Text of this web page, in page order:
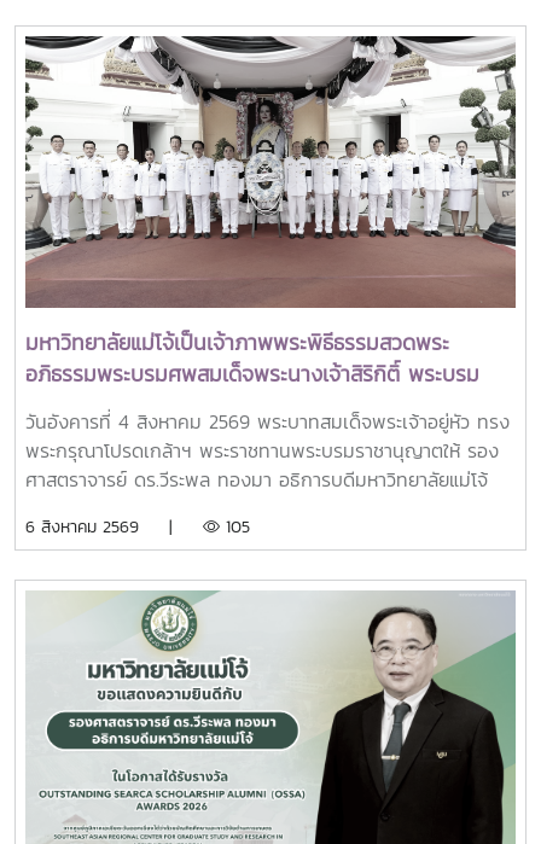
วิทยาศาสตร์ วิจัยและนวัตกรรม เป็นประธานเปิดงาน ณ โรงแรม
เซ็นทารา แกรนด์ แอท เซ็นทรัลพลาซ่าลาดพร้าว กทม.สำหรับ
การประชุม Thai University Presidential Forum 2026 มี
นายดนุพร ปุณณกันต์ ผู้ช่วยรัฐมนตรีประจำกระทรวง อว.
ทพญ.ศรีญาดา ปาลิมาพันธ์ ที่ปรึกษา รมว.อว. ศ.ดร.ศุภชัย
ปทุมนากุล ปลัดกระทรวง อว. ดร.พันธุ์เพิ่มศักดิ์ อารุณี รองปลัด
กระทรวง อว. นางศรินยา สาขากร ผู้ช่วยปลัดกระทรวง อว.
คณะผู้บริหารหน่วยงานในกระทรวง อว. Professor Tan Eng
Chye, President, National University of Singapore
Professor Yang Bin , Vice Chancellor, Tsinghua
University Council Professor Tan Eng Chye อธิการบดี
มหาวิทยาลัยแห่งชาติสิงคโปร์ Professor Yang Bin รองประธาน
สภามหาวิทยาลัยชิงหวา ตลอดจนประธานที่ประชุมอธิการบดี ทั้ง
4 แห่ง ได้แก่ ที่ประชุมอธิการบดีแห่งประเทศไทย (ทปอ.) ที่ประชุม
อธิการบดีมหาวิทยาลัยราชภัฏ (ทปอ.มรภ.) ที่ประชุมอธิการบดี
มหาวิทยาลัยเทคโนโลยีราชมงคล (ทปอ.มทร.) สมาคมสถาบัน
แลกเปลี่ยนประสบการณ์ด้าน Reinventing University ผ่าน
ผู้นำเครือข่ายอุดมศึกษา การนำเสนอกรณีศึกษาการประยุกต์ใช้
AI และนวัตกรรมจากภาคเอกชน รวมถึงกิจกรรม Forum-to-
Action เพื่อร่วมกำหนดข้อเสนอเชิงนโยบายและแผนปฏิบัติการใน
การขับเคลื่อนมหาวิทยาลัยไทยในอนาคตการเข้าร่วมประชุมในครั้ง
นี้มหาวิทยาลัยแม่โจ้ติดตามทิศทางการเปลี่ยนแปลงของการ
อุดมศึกษาไทย พร้อมแลกเปลี่ยนองค์ความรู้และสร้างความร่วม
มือกับเครือข่ายสถาบันอุดมศึกษาทั่วประเทศ เพื่อร่วมกันพัฒนา
มหาวิทยาลัยไทยให้ก้าวทันการเปลี่ยนแปลงของโลกยุคดิจิทัล และ
ยกระดับศักยภาพด้านการศึกษา วิจัย และนวัตกรรมอย่างยั่งยืน
มหาวิทยาลัยแม่โจ้เป็นเจ้าภาพพระพิธีธรรมสวดพระ
อภิธรรมพระบรมศพสมเด็จพระนางเจ้าสิริกิติ์ พระบรม
ราชินีนาถ พระบรมราชชนนีพันปีหลวง พร้อมเข้ากราบ
ถวายบังคมพระศพ สมเด็จพระเจ้าลูกเธอ เจ้าฟ้าพัชรกิติยา
ภา นเรนทิราเทพยวดี กรมหลวงราชสาริณีสิริพัชร มหา
วันอังคารที่ 4 สิงหาคม 2569 พระบาทสมเด็จพระเจ้าอยู่หัว ทรง
พระกรุณาโปรดเกล้าฯ พระราชทานพระบรมราชานุญาตให้ รอง
ศาสตราจารย์ ดร.วีระพล ทองมา อธิการบดีมหาวิทยาลัยแม่โจ้
บุคลากร รวมจำนวน 25 คน เป็นเจ้าภาพพระพิธีธรรมสวดพระ
พระบรมราชชนนีพันปีหลวง ณ พระที่นั่งดุสิตมหาปราสาท
พระบรมมหาราชวัง และเข้ากราบถวายบังคมพระศพสมเด็จ
พระเจ้าลูกเธอ เจ้าฟ้าพัชรกิติยาภา นเรนทิราเทพยวดี กรมหลวง
ราชสาริณีสิริพัชร มหาวัชรราชธิดา ณ พระที่นั่งพิมานรัตยา
พระบรมมหาราชวังการเข้าร่วมพิธีในครั้งนี้ นับเป็นพระ
มหากรุณาธิคุณล้นเกล้าล้นกระหม่อมแก่คณะผู้บริหาร
มหาวิทยาลัย สมาคมศิษย์เก่า และบุคลากร มหาวิทยาลัยแม่โจ้ที่ได้
ร่วมแสดงความจงรักภักดี ถวายความอาลัยและน้อมรำลึกในพระ
มหากรุณาธิคุณอย่างหาที่สุดมิได้
6 สิงหาคม 2569 | 105